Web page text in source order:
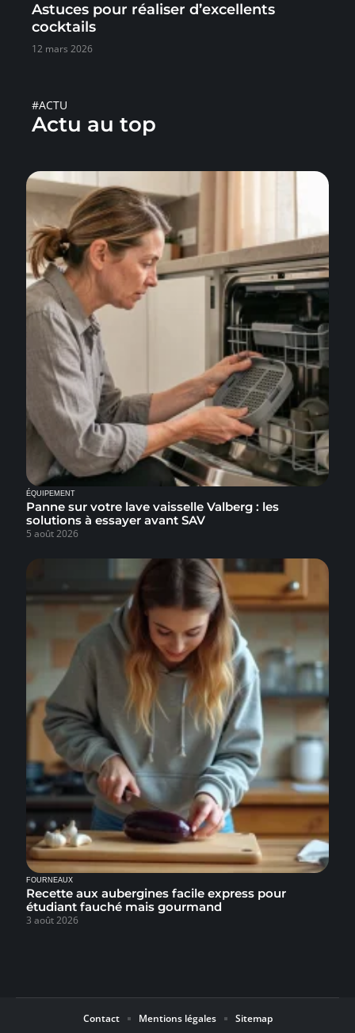
Astuces pour réaliser d’excellents
cocktails
12 mars 2026
#ACTU
Actu au top
ÉQUIPEMENT
Panne sur votre lave vaisselle Valberg : les
solutions à essayer avant SAV
5 août 2026
FOURNEAUX
Recette aux aubergines facile express pour
étudiant fauché mais gourmand
3 août 2026
Contact Mentions légales Sitemap